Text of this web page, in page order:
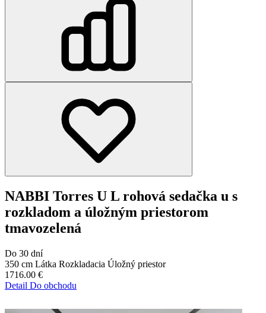
NABBI Torres U L rohová sedačka u s
rozkladom a úložným priestorom
tmavozelená
Do 30 dní
350 cm Látka Rozkladacia Úložný priestor
1716.00 €
Detail Do obchodu